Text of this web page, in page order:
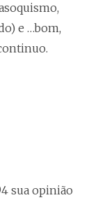
e …bom,
sua opinião